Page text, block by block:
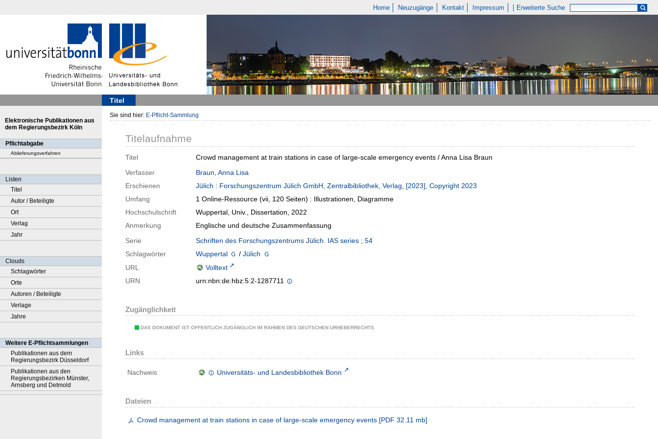
Home Neuzugänge Kontakt Impressum Erweiterte Suche
Titel
Elektronische Publikationen aus
dem Regierungsbezirk Köln
Pflichtabgabe
Ablieferungsverfahren
Listen
Titel
Autor / Beteiligte
Ort
Verlag
Jahr
Clouds
Schlagwörter
Orte
Autoren / Beteiligte
Verlage
Jahre
Weitere E-Pflichtsammlungen
Publikationen aus dem
Regierungsbezirk Düsseldorf
Publikationen aus den
Regierungsbezirken Münster,
Arnsberg und Detmold
Sie sind hier: E-Pflicht-Sammlung
Titelaufnahme
Titel
Crowd management at train stations in case of large-scale emergency events / Anna Lisa Braun
Verfasser
Braun, Anna Lisa
Erschienen
Jülich : Forschungszentrum Jülich GmbH, Zentralbibliothek, Verlag, [2023], Copyright 2023
Umfang
1 Online-Ressource (vii, 120 Seiten) : Illustrationen, Diagramme
Hochschulschrift
Wuppertal, Univ., Dissertation, 2022
Anmerkung
Englische und deutsche Zusammenfassung
Serie
Schriften des Forschungszentrums Jülich. IAS series ; 54
Schlagwörter
Wuppertal / Jülich
URL
Volltext
URN
urn:nbn:de:hbz:5:2-1287711
Zugänglichkeit
DAS DOKUMENT IST ÖFFENTLICH ZUGÄNGLICH IM RAHMEN DES DEUTSCHEN URHEBERRECHTS.
Links
Nachweis Universitäts- und Landesbibliothek Bonn
Dateien
Crowd management at train stations in case of large-scale emergency events [PDF 32.11 mb]